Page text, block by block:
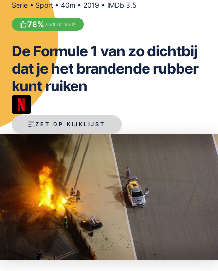
Serie • Sport • 40m • 2019 • IMDb 8.5
78%vindt dit leuk!
ZET OP KIJKLIJST
De Formule 1 van zo dichtbij
dat je het brandende rubber
kunt ruiken